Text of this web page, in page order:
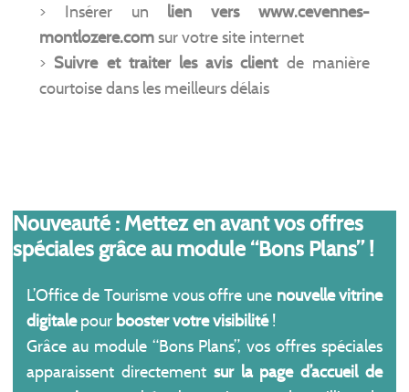
> Insérer un lien vers www.cevennes-
montlozere.comsur votre site internet
>Suivre et traiter les avis clientde manière
courtoise dans les meilleurs délais
Nouveauté : Mettez en avant vos offres
spéciales grâce au module “Bons Plans” !
L’Office de Tourisme vous offre une nouvelle vitrine
digitalepourbooster votre visibilité!
Grâce au module “Bons Plans”, vos offres spéciales
apparaissent directement sur la page d’accueil de